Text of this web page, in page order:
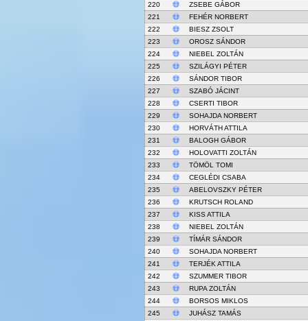
220
ZSEBE GÁBOR
221
FEHÉR NORBERT
222
BIESZ ZSOLT
223
OROSZ SÁNDOR
224
NIEBEL ZOLTÁN
225
SZILÁGYI PÉTER
226
SÁNDOR TIBOR
227
SZABÓ JÁCINT
228
CSERTI TIBOR
229
SOHAJDA NORBERT
230
HORVÁTH ATTILA
231
BALOGH GÁBOR
232
HOLOVATTI ZOLTÁN
233
TÖMÖL TOMI
234
CEGLÉDI CSABA
235
ABELOVSZKY PÉTER
236
KRUTSCH ROLAND
237
KISS ATTILA
238
NIEBEL ZOLTÁN
239
TÍMÁR SÁNDOR
240
SOHAJDA NORBERT
241
TERJÉK ATTILA
242
SZUMMER TIBOR
243
RUPA ZOLTÁN
244
BORSOS MIKLOS
245
JUHÁSZ TAMÁS